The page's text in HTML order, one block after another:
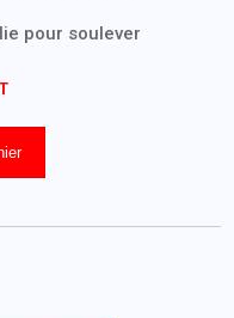
pour soulever